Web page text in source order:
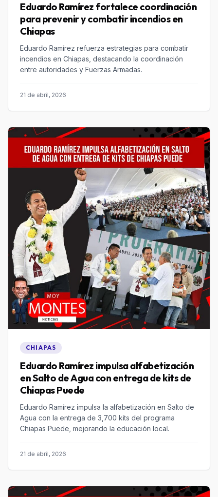
Eduardo Ramírez fortalece coordinación
para prevenir y combatir incendios en
Chiapas
Eduardo Ramírez refuerza estrategias para combatir
incendios en Chiapas, destacando la coordinación
entre autoridades y Fuerzas Armadas.
21 de abril, 2026
CHIAPAS
Eduardo Ramírez impulsa alfabetización
en Salto de Agua con entrega de kits de
Chiapas Puede
Eduardo Ramírez impulsa la alfabetización en Salto de
Agua con la entrega de 3,700 kits del programa
Chiapas Puede, mejorando la educación local.
21 de abril, 2026